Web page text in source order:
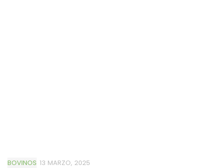
BOVINOS 13 MARZO, 2025